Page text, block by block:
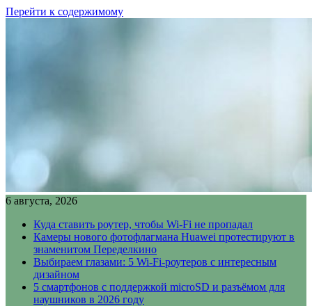
Перейти к содержимому
6 августа, 2026
Куда ставить роутер, чтобы Wi-Fi не пропадал
Камеры нового фотофлагмана Huawei протестируют в
знаменитом Переделкино
Выбираем глазами: 5 Wi-Fi-роутеров с интересным
дизайном
5 смартфонов с поддержкой microSD и разъёмом для
наушников в 2026 году